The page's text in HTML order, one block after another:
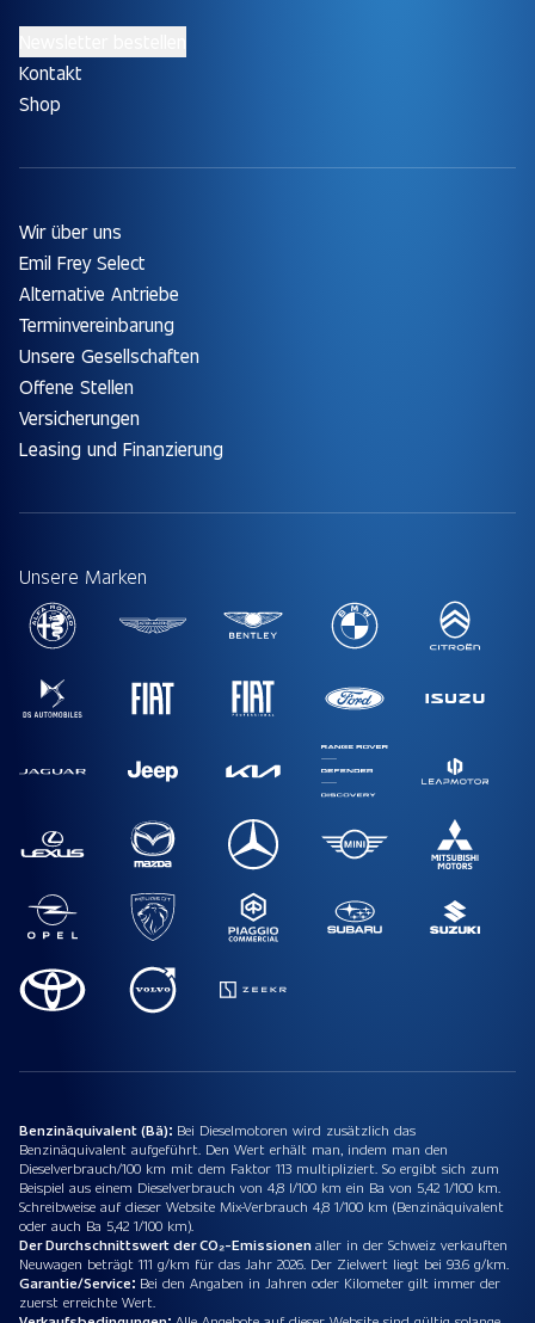
Kontakt
Shop
Wir über uns
Emil Frey Select
Alternative Antriebe
Terminvereinbarung
Unsere Gesellschaften
Offene Stellen
Versicherungen
Leasing und Finanzierung
Unsere Marken
Benzinäquivalent (Bä): Bei Dieselmotoren wird zusätzlich das
Benzinäquivalent aufgeführt. Den Wert erhält man, indem man den
Dieselverbrauch/100 km mit dem Faktor 113 multipliziert. So ergibt sich zum
Beispiel aus einem Dieselverbrauch von 4,8 l/100 km ein Ba von 5,42 1/100 km.
Schreibweise auf dieser Website Mix-Verbrauch 4,8 1/100 km (Benzinäquivalent
oder auch Ba 5,42 1/100 km).
Der Durchschnittswert der CO₂-Emissionenaller in der Schweiz verkauften
Neuwagen beträgt 111 g/km für das Jahr 2026. Der Zielwert liegt bei 93.6 g/km.
Garantie/Service: Bei den Angaben in Jahren oder Kilometer gilt immer der
zuerst erreichte Wert.